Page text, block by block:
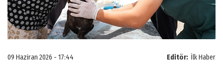
Editör: İlk Haber
09 Haziran 2026 - 17:44